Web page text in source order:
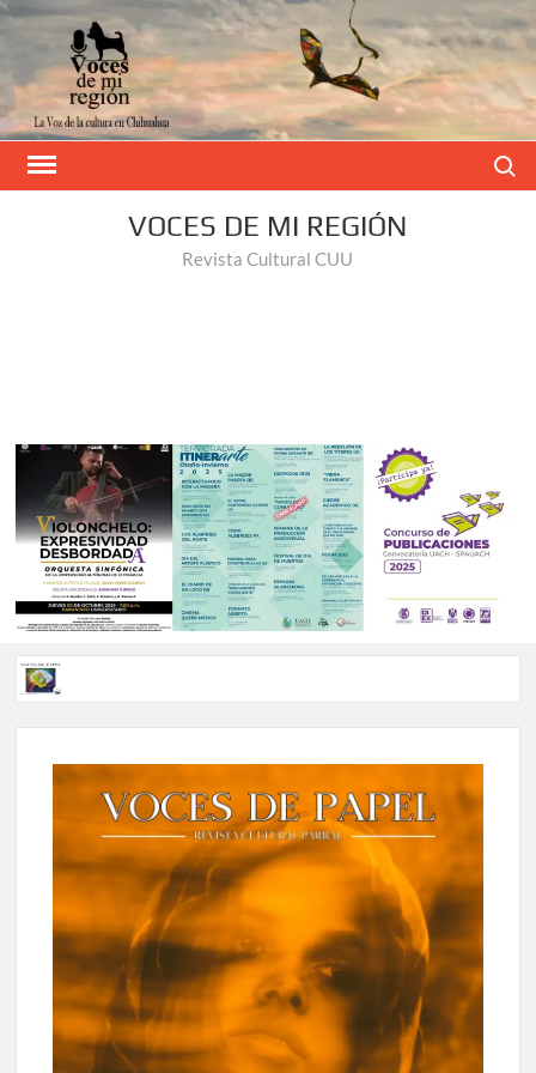
VOCES DE MI REGIÓN
Revista Cultural CUU
Voces de Papel Parral, edición especial Coyame del Sotol
Voces de papel Parral edición Carlos Montemayor #35
A 18 años de su partida, Teatro Bárbaro rinde homenaje a
Víctor Hugo Rascón Banda con Voces en el umbral
Invitan a participar en “Convocatoria UACH-SPAUACH
2026” para publicar textos académicos con sello editorial.